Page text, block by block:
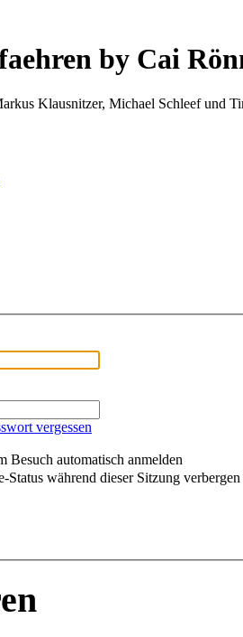
by Cai
Klausnitzer, Michael Schleef und
vergessen
Besuch automatisch anmelden
Status während dieser Sitzung verbergen